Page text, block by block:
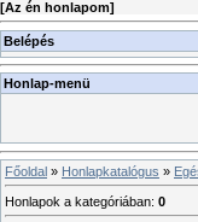
[Az én honlapom]
Belépés
Honlap-menü
Főoldal » Honlapkatalógus »
Honlapok a kategóriában: 0